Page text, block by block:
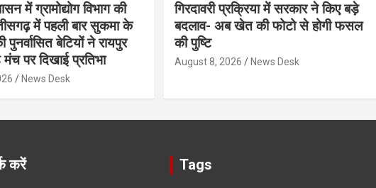
में ग्रामोद्योग विभाग की
में पहली बार सुकमा के
पुनर्वासित बेटियों ने रायपुर
पर दिखाई प्रतिभा
News Desk
गिरदावरी प्रक्रिया में सरकार ने किए बड़े
बदलाव- अब खेत की फोटो से होगी फसल
की पुष्टि
August 8, 2026 News Desk
करें Tags